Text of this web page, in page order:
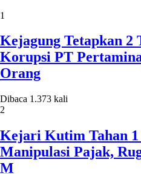
1
Kejagung Tetapkan 2
Korupsi PT
Orang
Dibaca 1.373 kali
2
Kejari Kutim Tahan 1
Manipulasi Pajak,
M